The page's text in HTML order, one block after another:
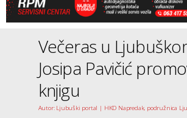
Večeras u
Josipa Pavičić
knjigu
Autor: Ljubuški portal | HKD Napredak, podružnica